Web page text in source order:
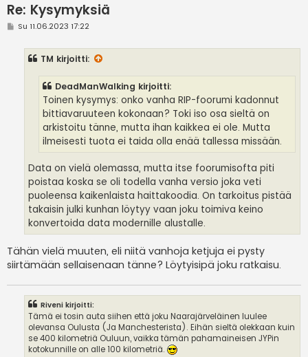
Re: Kysymyksiä
VSu 11.06.2023 17:22
TM kirjoitti:
DeadManWalking kirjoitti:
Toinen kysymys: onko vanha RIP-foorumi kadonnut
bittiavaruuteen kokonaan? Toki iso osa sieltä on
arkistoitu tänne, mutta ihan kaikkea ei ole. Mutta
ilmeisesti tuota ei taida olla enää tallessa missään.
Data on vielä olemassa, mutta itse foorumisofta piti
poistaa koska se oli todella vanha versio joka veti
puoleensa kaikenlaista haittakoodia. On tarkoitus pistää
takaisin julki kunhan löytyy vaan joku toimiva keino
konvertoida data modernille alustalle.
Tähän vielä muuten, eli niitä vanhoja ketjuja ei pysty
siirtämään sellaisenaan tänne? Löytyisipä joku ratkaisu.
Riveni kirjoitti:
Tämä ei tosin auta siihen että joku Naarajärveläinen luulee
olevansa Oulusta (Ja Manchesterista). Eihän sieltä olekkaan kuin
se 400 kilometriä Ouluun, vaikka tämän pahamaineisen JYPin
kotokunnille on alle 100 kilometriä.